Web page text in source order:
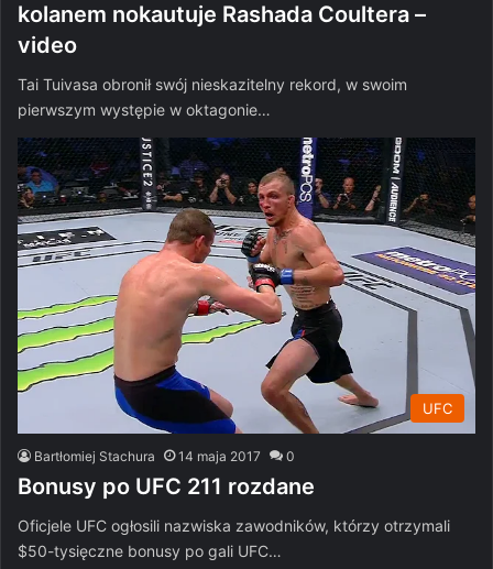
kolanem nokautuje Rashada Coultera –
video
Tai Tuivasa obronił swój nieskazitelny rekord, w swoim
pierwszym występie w oktagonie…
UFC
Bartłomiej Stachura 14 maja 2017 0
Bonusy po UFC 211 rozdane
Oficjele UFC ogłosili nazwiska zawodników, którzy otrzymali
$50-tysięczne bonusy po gali UFC…